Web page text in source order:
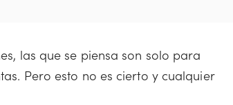
las que se piensa son solo para
Pero esto no es cierto y cualquier